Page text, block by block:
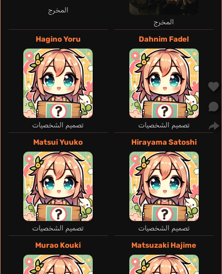
المخرج
المخرج
Dahnim Fadel
تصميم الشخصيات
Hagino Yoru
تصميم الشخصيات
Hirayama Satoshi
تصميم الشخصيات
Matsui Yuuko
تصميم الشخصيات
Matsuzaki Hajime
Murao Kouki